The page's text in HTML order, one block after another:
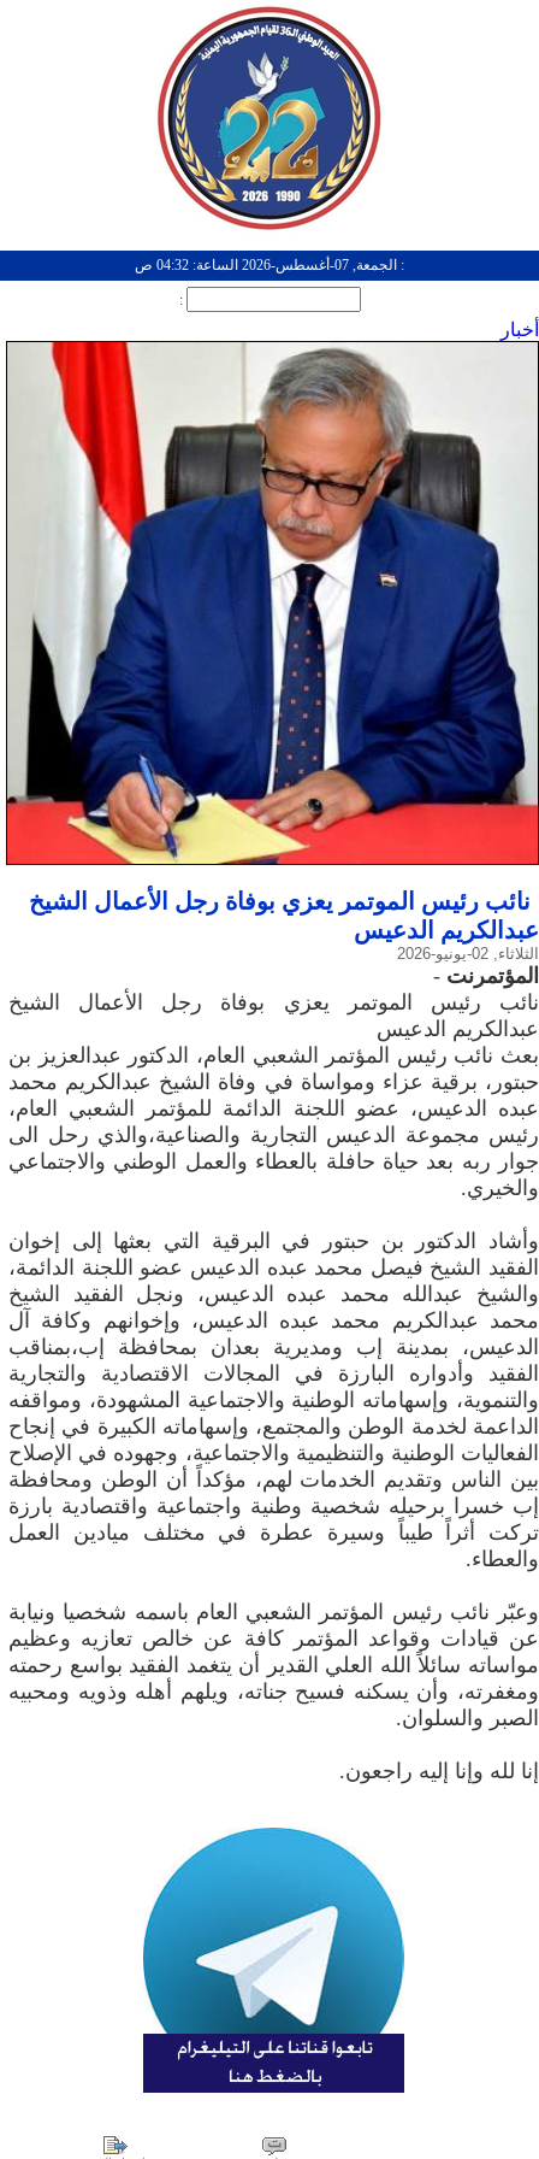
: الجمعة, 07-أغسطس-2026 الساعة: 04:32 ص
:
أخبار
نائب رئيس الموتمر يعزي بوفاة رجل الأعمال الشيخ
عبدالكريم الدعيس
الثلاثاء, 02-يونيو-2026
المؤتمرنت -
نائب رئيس الموتمر يعزي بوفاة رجل الأعمال الشيخ
عبدالكريم الدعيس
بعث نائب رئيس المؤتمر الشعبي العام، الدكتور عبدالعزيز بن
حبتور، برقية عزاء ومواساة في وفاة الشيخ عبدالكريم محمد
عبده الدعيس، عضو اللجنة الدائمة للمؤتمر الشعبي العام،
رئيس مجموعة الدعيس التجارية والصناعية،والذي رحل الى
جوار ربه بعد حياة حافلة بالعطاء والعمل الوطني والاجتماعي
والخيري.
وأشاد الدكتور بن حبتور في البرقية التي بعثها إلى إخوان
الفقيد الشيخ فيصل محمد عبده الدعيس عضو اللجنة الدائمة،
والشيخ عبدالله محمد عبده الدعيس، ونجل الفقيد الشيخ
محمد عبدالكريم محمد عبده الدعيس، وإخوانهم وكافة آل
الدعيس، بمدينة إب ومديرية بعدان بمحافظة إب،بمناقب
الفقيد وأدواره البارزة في المجالات الاقتصادية والتجارية
والتنموية، وإسهاماته الوطنية والاجتماعية المشهودة، ومواقفه
الداعمة لخدمة الوطن والمجتمع، وإسهاماته الكبيرة في إنجاح
الفعاليات الوطنية والتنظيمية والاجتماعية، وجهوده في الإصلاح
بين الناس وتقديم الخدمات لهم، مؤكداً أن الوطن ومحافظة
إب خسرا برحيله شخصية وطنية واجتماعية واقتصادية بارزة
تركت أثراً طيباً وسيرة عطرة في مختلف ميادين العمل
والعطاء.
وعبّر نائب رئيس المؤتمر الشعبي العام باسمه شخصيا ونيابة
عن قيادات وقواعد المؤتمر كافة عن خالص تعازيه وعظيم
مواساته سائلاً الله العلي القدير أن يتغمد الفقيد بواسع رحمته
ومغفرته، وأن يسكنه فسيح جناته، ويلهم أهله وذويه ومحبيه
الصبر والسلوان.
إنا لله وإنا إليه راجعون.